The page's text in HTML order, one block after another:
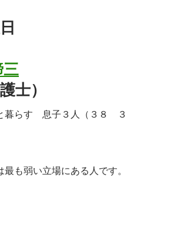
三
士）
らす 息子３人（３８ ３
も弱い立場にある人です。